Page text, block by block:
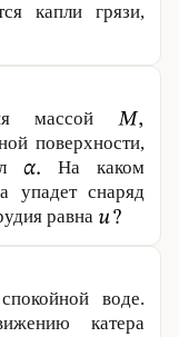
капли грязи,
массой
поверхности,
На каком
упадет снаряд
равна
воде.
катера